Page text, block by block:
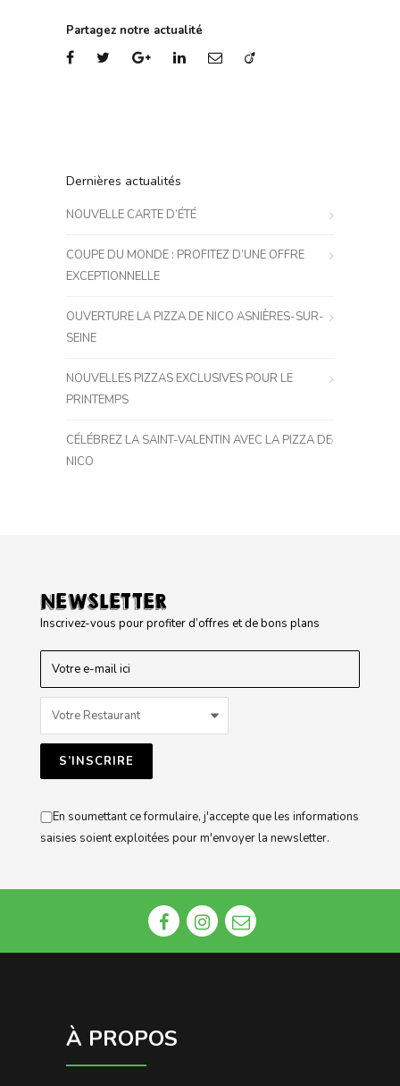
Partagez notre actualité
Dernières actualités
NOUVELLE CARTE D’ÉTÉ
COUPE DU MONDE : PROFITEZ D’UNE OFFRE
EXCEPTIONNELLE
OUVERTURE LA PIZZA DE NICO ASNIÈRES-SUR-
SEINE
NOUVELLES PIZZAS EXCLUSIVES POUR LE
PRINTEMPS
CÉLÉBREZ LA SAINT-VALENTIN AVEC LA PIZZA DE
NICO
NEWSLETTER
Inscrivez-vous pour profiter d’offres et de bons plans
En soumettant ce formulaire, j'accepte que les informations
saisies soient exploitées pour m'envoyer la newsletter.
À PROPOS